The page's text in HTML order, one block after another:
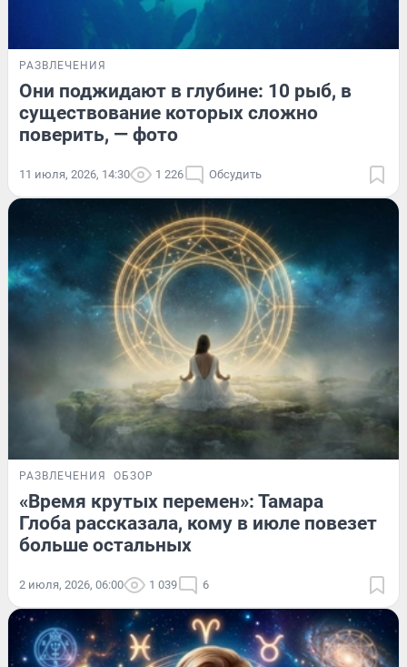
РАЗВЛЕЧЕНИЯ
Они поджидают в глубине: 10 рыб, в
существование которых сложно
поверить, — фото
11 июля, 2026, 14:30 1 226 Обсудить
РАЗВЛЕЧЕНИЯ ОБЗОР
«Время крутых перемен»: Тамара
Глоба рассказала, кому в июле повезет
больше остальных
2 июля, 2026, 06:00 1 039 6